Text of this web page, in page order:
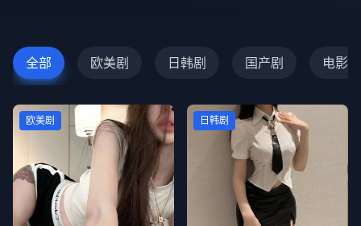
全部 欧美剧 日韩剧 国产剧 电影
欧美剧 日韩剧